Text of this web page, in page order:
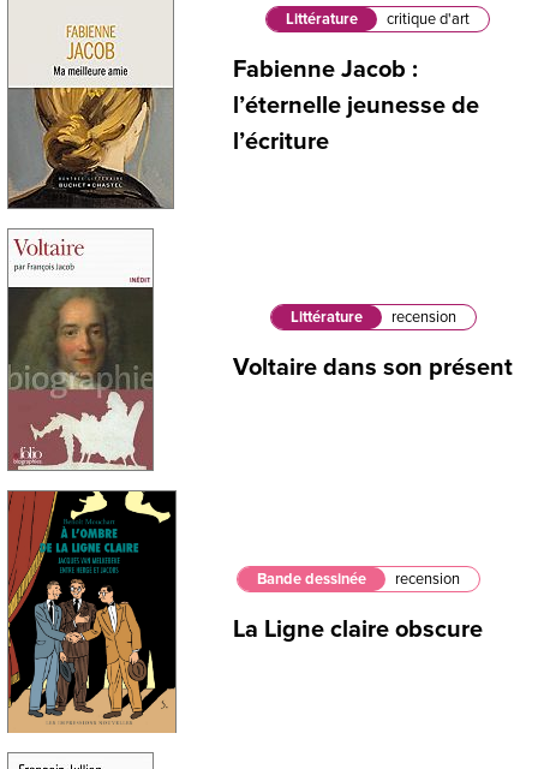
Littérature critique d'art
Fabienne Jacob :
l’éternelle jeunesse de
l’écriture
Littérature recension
Voltaire dans son présent
Bande dessinée recension
La Ligne claire obscure